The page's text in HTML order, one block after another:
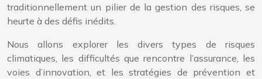
traditionnellement un pilier de la gestion des risques, se
heurte à des défis inédits.
Nous allons explorer les divers types de risques
climatiques, les difficultés que rencontre l’assurance, les
voies d’innovation, et les stratégies de prévention et